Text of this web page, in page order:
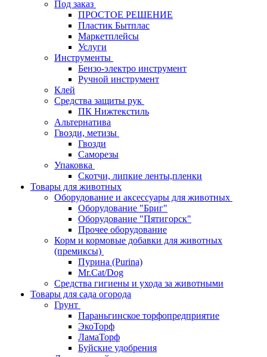
Под заказ
ПРОСТОЕ РЕШЕНИЕ
Пластик Бытплас
Маркетплейсы
Услуги
Инструменты
Бензо-электро инструмент
Ручной инструмент
Клей
Средства защиты рук
ПК Нижтекстиль
Альтернатива
Гвозди, метизы
Гвозди
Саморезы
Упаковка
Скотчи, липкие ленты,пленки
Товары для животных
Оборудование и аксессуары для животных
Оборудование "Бриг"
Оборудование "Пятигорск"
Прочее оборудование
Корм и кормовые добавки для животных
(премиксы)
Пурина (Purina)
Mr.Cat/Dog
Средства гигиены и ухода за животными
Товары для сада огорода
Грунт
Параньгинское торфопредприятие
ЭкоТорф
ЛамаТорф
Буйские удобрения